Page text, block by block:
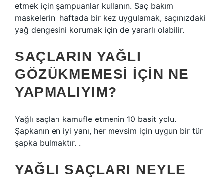
etmek için şampuanlar kullanın. Saç bakım
maskelerini haftada bir kez uygulamak, saçınızdaki
yağ dengesini korumak için de yararlı olabilir.
SAÇLARIN YAĞLI
GÖZÜKMEMESI IÇIN NE
YAPMALIYIM?
Yağlı saçları kamufle etmenin 10 basit yolu.
Şapkanın en iyi yanı, her mevsim için uygun bir tür
şapka bulmaktır. .
YAĞLI SAÇLARI NEYLE